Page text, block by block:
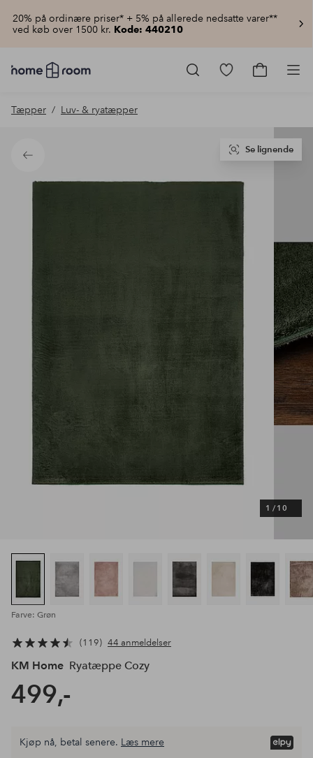
20% på ordinære priser* + 5% på allerede nedsatte varer**
ved køb over 1500 kr. Kode: 440210
Homeroom
–
hjemmet
pris
Gå
Gå
Tæpper Luv- & ryatæpper
Tilbage
1 / 10
Se lignende
Farve: Grøn
119 44 anmeldelser
KM Home Ryatæppe Cozy
499,-
størrelse
Læg i
Kjøp nå, betal senere. Læs mere